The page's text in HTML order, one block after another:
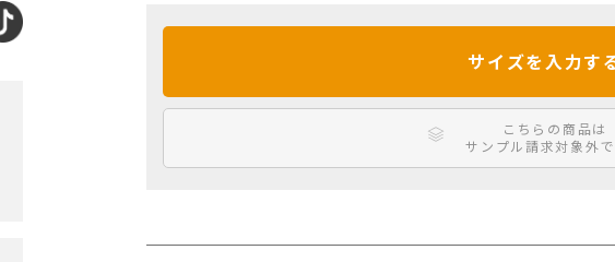
サイズを入力す
こちらの商品は
サンプル請求対象外で